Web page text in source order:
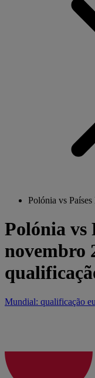
Polónia vs
Polónia vs
novembro
Mundial: qualificação